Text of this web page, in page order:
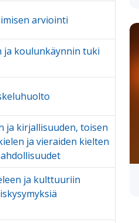
arviointi
ja koulunkäynnin tuki
ja kirjallisuuden, toisen
ja vieraiden kielten
ja kulttuuriin